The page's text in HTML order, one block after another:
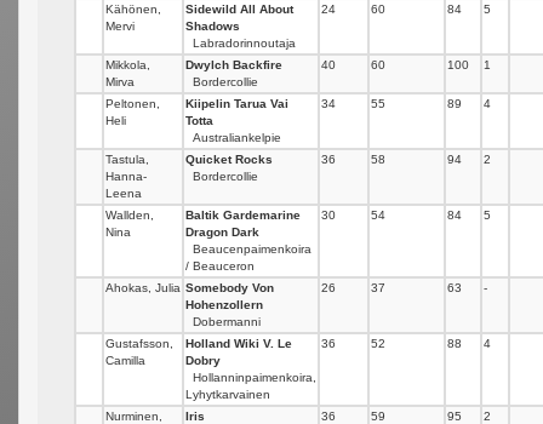
Kähönen,
Mervi
Sidewild All About
Shadows
Labradorinnoutaja
24 60 84 5
Mikkola,
Mirva
Dwylch Backfire
Bordercollie
40 60 100 1
Peltonen,
Heli
Kiipelin Tarua Vai
Totta
Australiankelpie
34 55 89 4
Tastula,
Hanna-
Leena
Quicket Rocks
Bordercollie
36 58 94 2
Wallden,
Nina
Baltik Gardemarine
Dragon Dark
Beaucenpaimenkoira
/ Beauceron
30 54 84 5
Ahokas, Julia Somebody Von
Hohenzollern
Dobermanni
26 37 63 -
Gustafsson,
Camilla
Holland Wiki V. Le
Dobry
Hollanninpaimenkoira,
Lyhytkarvainen
36 52 88 4
Nurminen,
Iris
36 59 95 2